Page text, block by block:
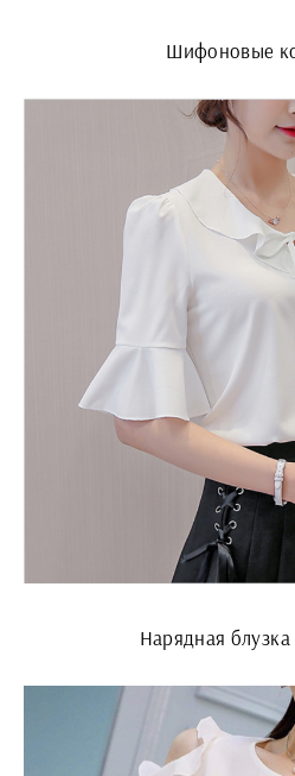
Шифоновые
Нарядная